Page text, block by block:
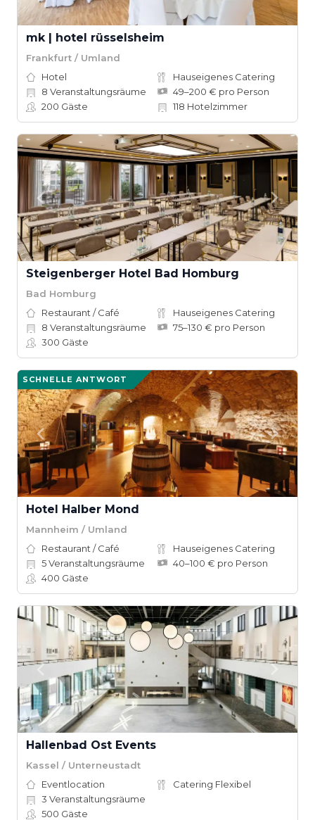
mk | hotel rüsselsheim
Frankfurt / Umland
Hotel
Hauseigenes Catering
8 Veranstaltungsräume
49–200 € pro Person
200 Gäste 118 Hotelzimmer
Steigenberger Hotel Bad Homburg
Bad Homburg
Restaurant / Café
Hauseigenes Catering
8 Veranstaltungsräume
75–130 € pro Person
300 Gäste
SCHNELLE ANTWORT
Hotel Halber Mond
Mannheim / Umland
Restaurant / Café
Hauseigenes Catering
5Veranstaltungsräume
40–100 € pro Person
400 Gäste
Hallenbad Ost Events
Kassel / Unterneustadt
Eventlocation
Catering Flexibel
3 Veranstaltungsräume
500 Gäste